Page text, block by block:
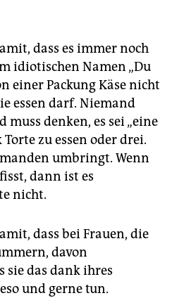
dass es immer noch
idiotischen Namen „Du
einer Packung Käse nicht
essen darf. Niemand
muss denken, es sei „eine
Torte zu essen oder drei.
umbringt. Wenn
dann ist es
nicht.
dass bei Frauen, die
davon
sie das dank ihres
und gerne tun.